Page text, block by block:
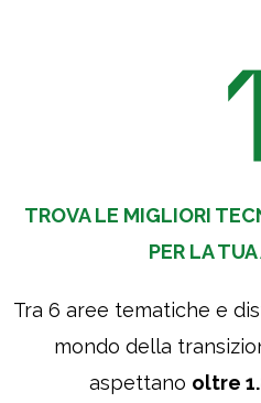
TROVA LE MIGLIORI
PER LA
Tra 6 aree tematiche e
mondo della
aspettano oltre